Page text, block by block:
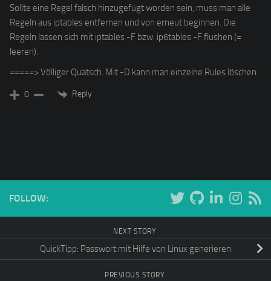
Sollte eine Regel falsch hinzugefügt worden sein, muss man alle
Regeln aus iptables entfernen und von erneut beginnen. Die
Regeln lassen sich mit iptables -F bzw. ip6tables -F flushen (=
leeren).
=====> Völliger Quatsch. Mit -D kann man einzelne Rules löschen.
0 Reply
FOLLOW:
NEXT STORY
QuickTipp: Passwort mit Hilfe von Linux generieren
PREVIOUS STORY